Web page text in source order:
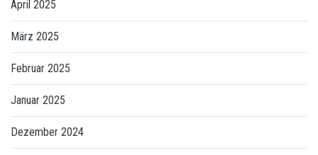
April 2025
März 2025
Februar 2025
Januar 2025
Dezember 2024